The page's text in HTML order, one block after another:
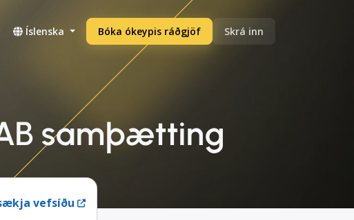
Íslenska Bóka ókeypis ráðgjöf Skrá inn
samþætting
vefsíðu